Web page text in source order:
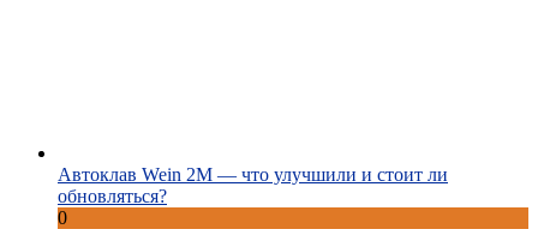
Автоклав Wein 2M — что улучшили и стоит ли
обновляться?
0